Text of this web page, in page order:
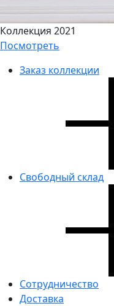
Коллекция 2021
Посмотреть
Заказ коллекции
Свободный склад
Сотрудничество
Доставка